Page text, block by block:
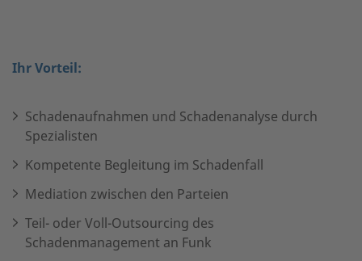
Ihr Vorteil:
Schadenaufnahmen und Schadenanalyse durch
Spezialisten
Kompetente Begleitung im Schadenfall
Mediation zwischen den Parteien
Teil- oder Voll-Outsourcing des
Schadenmanagement an Funk